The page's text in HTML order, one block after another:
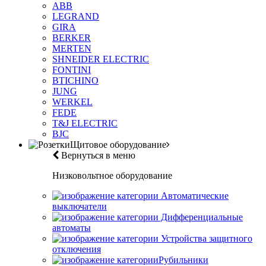
ABB
LEGRAND
GIRA
BERKER
MERTEN
SHNEIDER ELECTRIC
FONTINI
BTICHINO
JUNG
WERKEL
FEDE
T&J ELECTRIC
BJC
Щитовое оборудование
Вернуться в меню
Низковольтное оборудование
Автоматические
выключатели
Дифференциальные
автоматы
Устройства защитного
отключения
Рубильники